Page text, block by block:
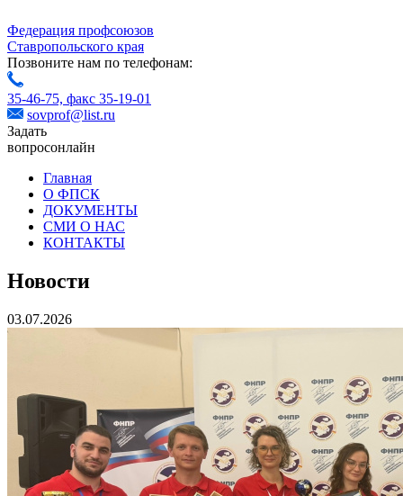
Федерация профсоюзов
Ставропольского края
Позвоните нам по телефонам:
35-46-75, факс 35-19-01
sovprof@list.ru
Задать
вопросонлайн
Главная
О ФПСК
ДОКУМЕНТЫ
СМИ О НАС
КОНТАКТЫ
Новости
03.07.2026